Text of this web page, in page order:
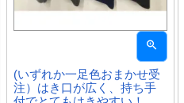
(いずれか一足色おまかせ受
注）はき口が広く、持ち手